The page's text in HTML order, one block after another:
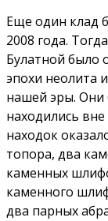
Еще один клад
2008 года.
Булатной было
эпохи неолита
нашей эры. Они
находились вне
находок
топора, два
каменных
каменного
два парных